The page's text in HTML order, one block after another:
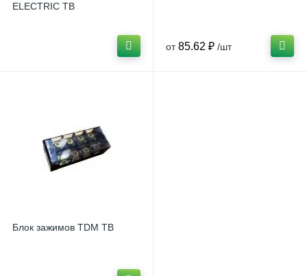
ELECTRIC ТВ
от 85.62 ₽ /шт
Блок зажимов TDM ТВ